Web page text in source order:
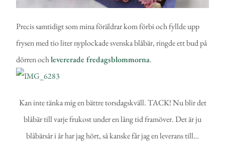
Precis samtidigt som mina föräldrar kom förbi och fyllde upp
frysen med tio liter nyplockade svenska blåbär, ringde ett bud på
dörren ochlevererade fredagsblommorna.
Kan inte tänka mig en bättre torsdagskväll. TACK! Nu blir det
blåbär till varje frukost under en lång tid framöver. Det är ju
blåbärsår i år har jag hört, så kanske får jag en leverans till…